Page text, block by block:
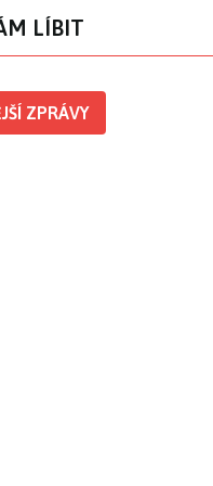
LÍBIT
ZPRÁVY